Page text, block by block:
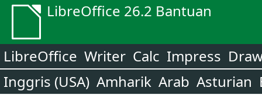
LibreOffice 26.2 Bantuan
LibreOffice Writer Calc Impress
Inggris (USA) Amharik Arab Asturian